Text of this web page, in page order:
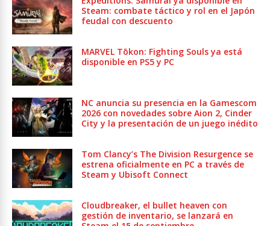
Steam: combate táctico y rol en el Japón
feudal con descuento
MARVEL Tōkon: Fighting Souls ya está
disponible en PS5 y PC
NC anuncia su presencia en la Gamescom
2026 con novedades sobre Aion 2, Cinder
City y la presentación de un juego inédito
Tom Clancy’s The Division Resurgence se
estrena oficialmente en PC a través de
Steam y Ubisoft Connect
Cloudbreaker, el bullet heaven con
gestión de inventario, se lanzará en